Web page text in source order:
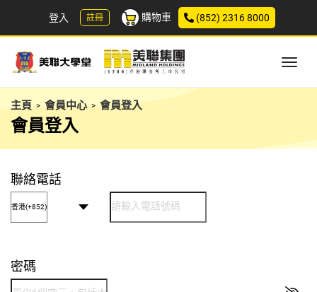
登入 註冊 購物車 (852) 2316 8000
主頁 > 會員中心 > 會員登入
會員登入
聯絡電話
密碼